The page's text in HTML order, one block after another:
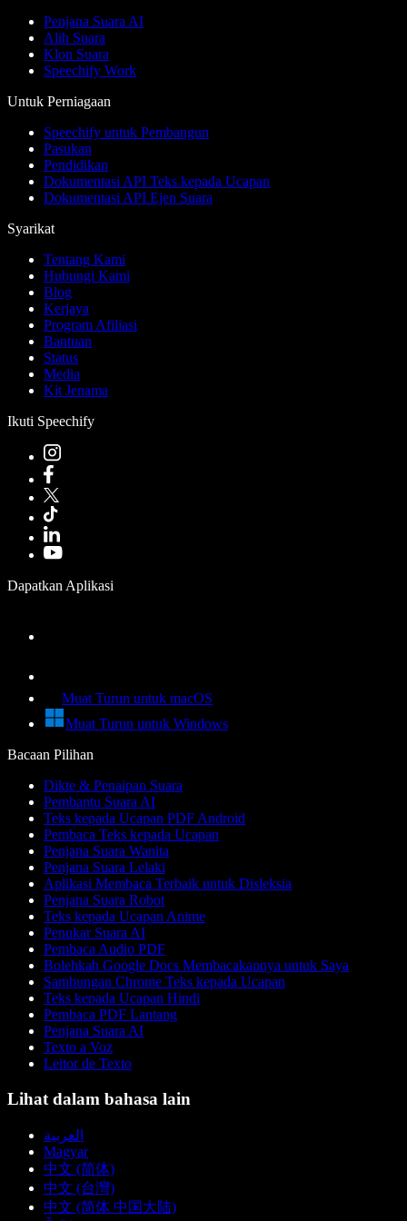
Penjana Suara AI
Alih Suara
Klon Suara
Speechify Work
Untuk Perniagaan
Speechify untuk Pembangun
Pasukan
Pendidikan
Dokumentasi API Teks kepada Ucapan
Dokumentasi API Ejen Suara
Syarikat
Tentang Kami
Hubungi Kami
Blog
Kerjaya
Program Afiliasi
Bantuan
Status
Media
Kit Jenama
Ikuti Speechify
Dapatkan Aplikasi
Muat Turun untuk macOS
Muat Turun untuk Windows
Bacaan Pilihan
Dikte & Penaipan Suara
Pembantu Suara AI
Teks kepada Ucapan PDF Android
Pembaca Teks kepada Ucapan
Penjana Suara Wanita
Penjana Suara Lelaki
Aplikasi Membaca Terbaik untuk Disleksia
Penjana Suara Robot
Teks kepada Ucapan Anime
Penukar Suara AI
Pembaca Audio PDF
Bolehkah Google Docs Membacakannya untuk Saya
Sambungan Chrome Teks kepada Ucapan
Teks kepada Ucapan Hindi
Pembaca PDF Lantang
Penjana Suara AI
Texto a Voz
Leitor de Texto
Lihat dalam bahasa lain
العربية
Magyar
中文 (简体)
中文 (台灣)
中文 (简体 中国大陆)